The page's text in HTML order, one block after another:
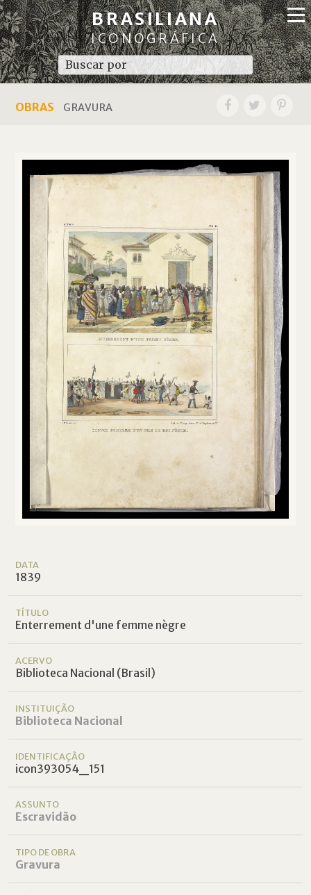
BRASILIANA
ICONOGRÁFICA
OBRAS GRAVURA
DATA
1839
TÍTULO
Enterrement d'une femme nègre
ACERVO
Biblioteca Nacional (Brasil)
INSTITUIÇÃO
Biblioteca Nacional
IDENTIFICAÇÃO
icon393054_151
ASSUNTO
Escravidão
TIPO DE OBRA
Gravura